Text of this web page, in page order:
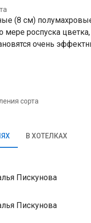
(8 см)
мере роспуска
очень
сорта
В ХОТЕЛКАХ
Пискунова
Пискунова